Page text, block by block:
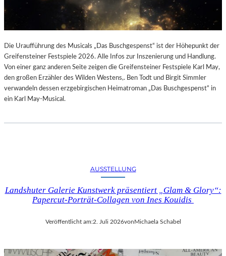
Die Uraufführung des Musicals „Das Buschgespenst“ ist der Höhepunkt der
Greifensteiner Festspiele 2026. Alle Infos zur Inszenierung und Handlung.
Von einer ganz anderen Seite zeigen die Greifensteiner Festspiele Karl May,
den großen Erzähler des Wilden Westens,. Ben Todt und Birgit Simmler
verwandeln dessen erzgebirgischen Heimatroman „Das Buschgespenst“ in
ein Karl May-Musical.
AUSSTELLUNG
Landshuter Galerie Kunstwerk präsentiert „Glam & Glory“:
Papercut-Porträt-Collagen von Ines Kouidis
Veröffentlicht am:2. Juli 2026vonMichaela Schabel